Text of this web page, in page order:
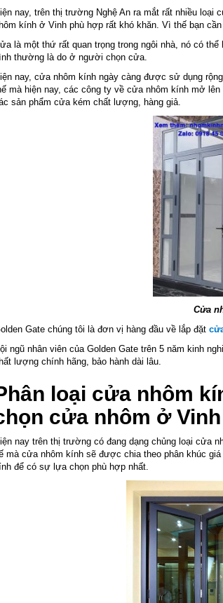
nay, trên thị trường Nghệ An ra mắt rất nhiều
kính ở Vinh phù hợp rất khó khăn. Vì thế bạn
là một thứ rất quan trọng trong ngôi nhà, nó có
thường là do ở người chọn cửa.
nay, cửa nhôm kính ngày càng được sử dụng
mà hiện nay, các công ty về cửa nhôm kính mở
sản phẩm cửa kém chất lượng, hàng giả.
Cửa
Gate chúng tôi là đơn vị hàng đầu về lắp đặt
ngũ nhân viên của Golden Gate trên 5 năm kinh
lượng chính hãng, bảo hành dài lâu.
loại cửa nhôm
cửa nhôm ở
nay trên thị trường có đang dạng chủng loại cửa
mà cửa nhôm kính sẽ được chia theo phân khúc
để có sự lựa chọn phù hợp nhất.